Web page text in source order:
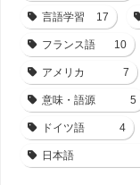
言語学習 17
フランス語 10
アメリカ 7
意味・語源 5
ドイツ語 4
日本語